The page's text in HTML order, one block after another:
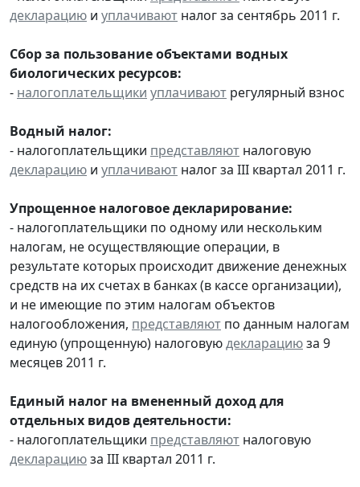
декларацию и уплачивают налог за сентябрь 2011 г.
Сбор за пользование объектами водных
биологических ресурсов:
- налогоплательщики уплачивают регулярный взнос
Водный налог:
- налогоплательщики представляют налоговую
декларацию и уплачивают налог за III квартал 2011 г.
Упрощенное налоговое декларирование:
- налогоплательщики по одному или нескольким
налогам, не осуществляющие операции, в
результате которых происходит движение денежных
средств на их счетах в банках (в кассе организации),
и не имеющие по этим налогам объектов
налогообложения, представляют по данным налогам
единую (упрощенную) налоговуюдекларациюза 9
месяцев 2011 г.
Единый налог на вмененный доход для
отдельных видов деятельности:
- налогоплательщики представляют налоговую
декларациюза III квартал 2011 г.